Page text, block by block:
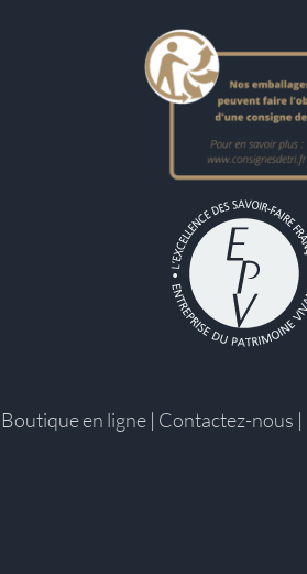
Boutique en ligne | Contactez-nous |